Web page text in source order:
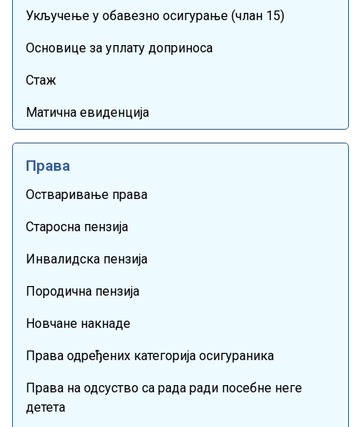
Укључење у обавезно осигурање (члан 15)
Основице за уплату доприноса
Стаж
Матична евиденција
Права
Остваривање права
Старосна пензија
Инвалидска пензија
Породична пензија
Новчане накнаде
Права одређених категорија осигураника
Права на одсуство са рада ради посебне неге
детета